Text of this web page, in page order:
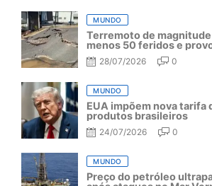
MUNDO
Terremoto de magnitude
menos 50 feridos e
Japão
28/07/2026 0
MUNDO
EUA impõem nova tarifa
produtos brasileiros
24/07/2026 0
MUNDO
Preço do petróleo